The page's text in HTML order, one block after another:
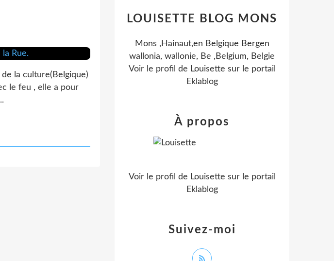
la culture(Belgique)
le feu , elle a pour
LOUISETTE BLOG MONS
Mons ,Hainaut,en Belgique Bergen
wallonia, wallonie, Be ,Belgium, Belgie
Voir le profil de Louisette sur le portail
Eklablog
Suivez-moi
À propos
Voir le profil de Louisette sur le portail
Eklablog